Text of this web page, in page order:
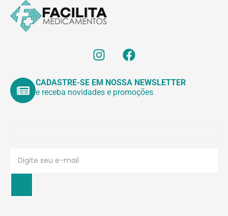
CADASTRE-SE EM NOSSA NEWSLETTER
e receba novidades e promoções